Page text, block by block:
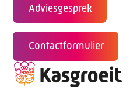
Adviesgesprek
Contactformulier